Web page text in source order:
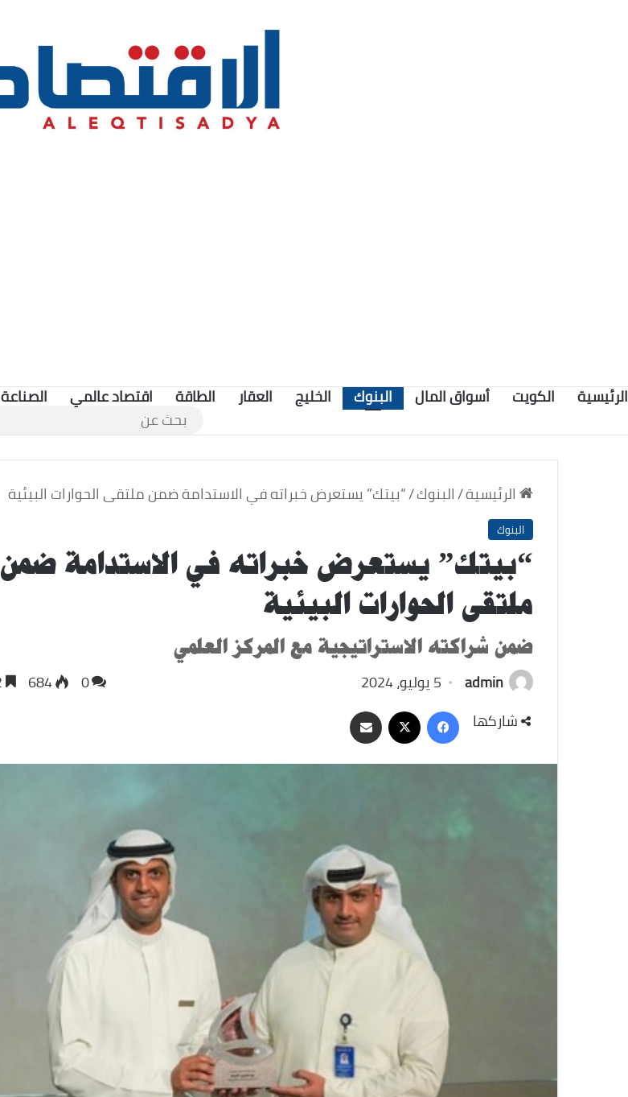
الرئيسية الكويت أسواق المال البنوك الخليج العقار الطاقة اقتصاد عالمي الصناعة
الرئيسية/البنوك/“بيتك” يستعرض خبراته في الاستدامة ضمن ملتقى الحوارات البيئية
البنوك
“بيتك” يستعرض خبراته في الاستدامة ضمن
ملتقى الحوارات البيئية
ضمن شراكته الاستراتيجية مع المركز العلمي
admin 5 يوليو، 2024 0
684
شاركها
فيسبوك
‫X مشاركة
عبر
البريد